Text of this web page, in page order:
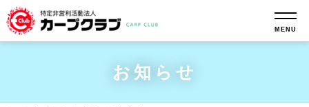
MENU
お知らせ